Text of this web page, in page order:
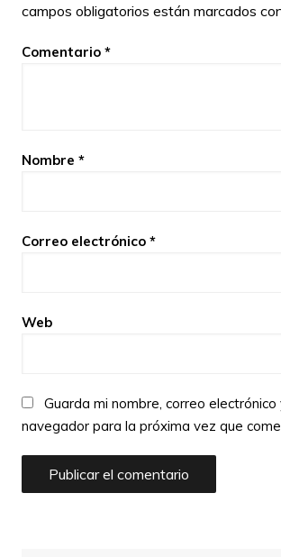
campos obligatorios están marcados
Comentario *
Nombre *
Correo electrónico *
Web
Guarda mi nombre, correo
navegador para la próxima vez que